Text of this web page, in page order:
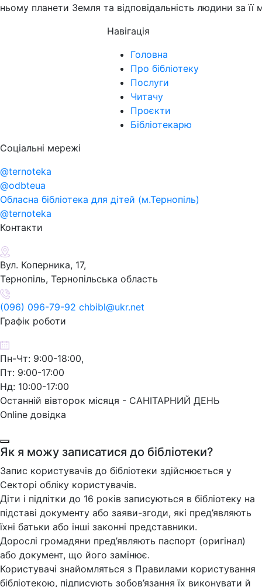
ньому планети Земля та відповідальність людини за її
Навігація
Головна
Про бібліотеку
Послуги
Читачу
Проєкти
Бібліотекарю
Соціальні мережі
@ternoteka
@odbteua
Обласна бібліотека для дітей (м.Тернопіль)
@ternoteka
Контакти
Вул. Коперника, 17,
Тернопіль, Тернопільська область
(096) 096-79-92 chbibl@ukr.net
Графік роботи
Пн-Чт: 9:00-18:00,
Пт: 9:00-17:00
Нд: 10:00-17:00
Останній вівторок місяця - САНІТАРНИЙ ДЕНЬ
Online довідка
Як я можу записатися до бібліотеки?
Запис користувачів до бібліотеки здійснюється у
Секторі обліку користувачів.
Діти і підлітки до 16 років записуються в бібліотеку на
підставі документу або заяви-згоди, які пред’являють
їхні батьки або інші законні представники.
Дорослі громадяни пред’являють паспорт (оригінал)
або документ, що його замінює.
Користувачі знайомляться з Правилами користування
бібліотекою, підписують зобов’язання їх виконувати й